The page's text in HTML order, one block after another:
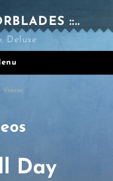
::..
Deluxe
Videos
Day